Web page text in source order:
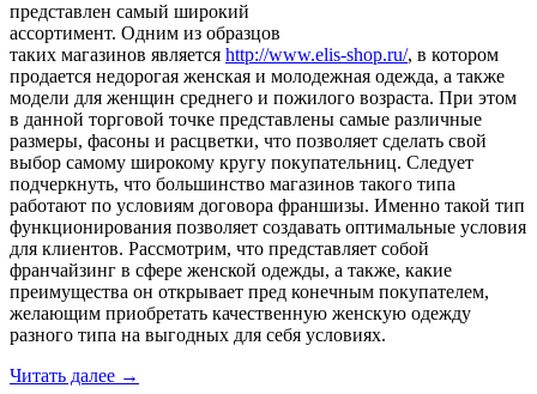
представлен самый широкий
ассортимент. Одним из образцов
таких магазинов является http://www.elis-shop.ru/, в котором
продается недорогая женская и молодежная одежда, а также
модели для женщин среднего и пожилого возраста. При этом
в данной торговой точке представлены самые различные
размеры, фасоны и расцветки, что позволяет сделать свой
выбор самому широкому кругу покупательниц. Следует
подчеркнуть, что большинство магазинов такого типа
работают по условиям договора франшизы. Именно такой тип
функционирования позволяет создавать оптимальные условия
для клиентов. Рассмотрим, что представляет собой
франчайзинг в сфере женской одежды, а также, какие
преимущества он открывает пред конечным покупателем,
желающим приобретать качественную женскую одежду
разного типа на выгодных для себя условиях.
Читать далее →